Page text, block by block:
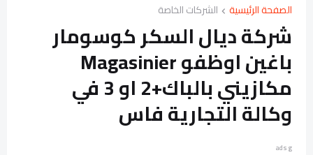
الصفحة الرئيسية الشركات الخاصة
شركة ديال السكر كوسومار
باغين اوظفو Magasinier
مكازيني بالباك+2 او 3 في
وكالة التجارية فاس
ads g